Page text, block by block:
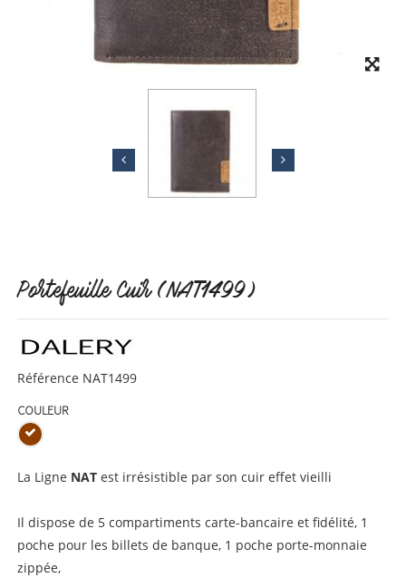
Portefeuille Cuir (NAT1499)
Référence NAT1499
COULEUR
La Ligne NAT est irrésistible par son cuir effet vieilli
Il dispose de 5 compartiments carte-bancaire et fidélité, 1
poche pour les billets de banque, 1 poche porte-monnaie
zippée,